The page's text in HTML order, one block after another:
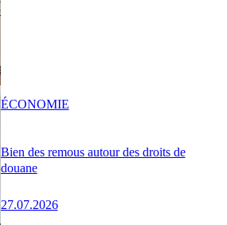
Bien des remous autour des droits de
douane
27.07.2026
ÉCONOMIE